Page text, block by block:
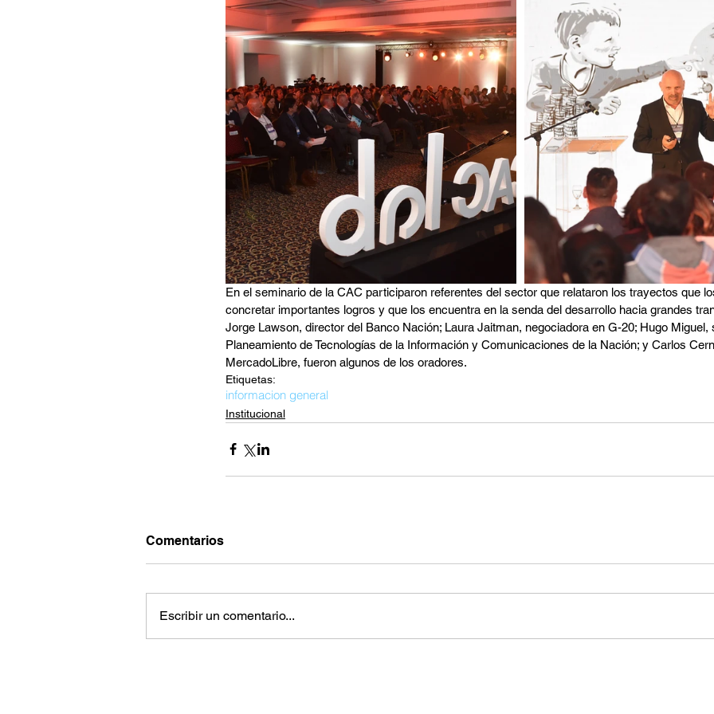
En el seminario de la CAC participaron referentes del sector que relataron los trayectos que
concretar importantes logros y que los encuentra en la senda del desarrollo hacia grandes
Jorge Lawson, director del Banco Nación; Laura Jaitman, negociadora en G-20; Hugo
Planeamiento de Tecnologías de la Información y Comunicaciones de la Nación; y Carlos
MercadoLibre, fueron algunos de los oradores.
Etiquetas:
informacion general
Institucional
Comentarios
Escribir un comentario...